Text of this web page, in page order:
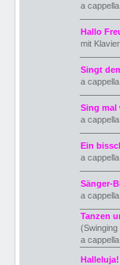
a
Hallo
mit
Singt
a
Sing mal
a
Ein
a
Sänger-
a
Tanzen
a